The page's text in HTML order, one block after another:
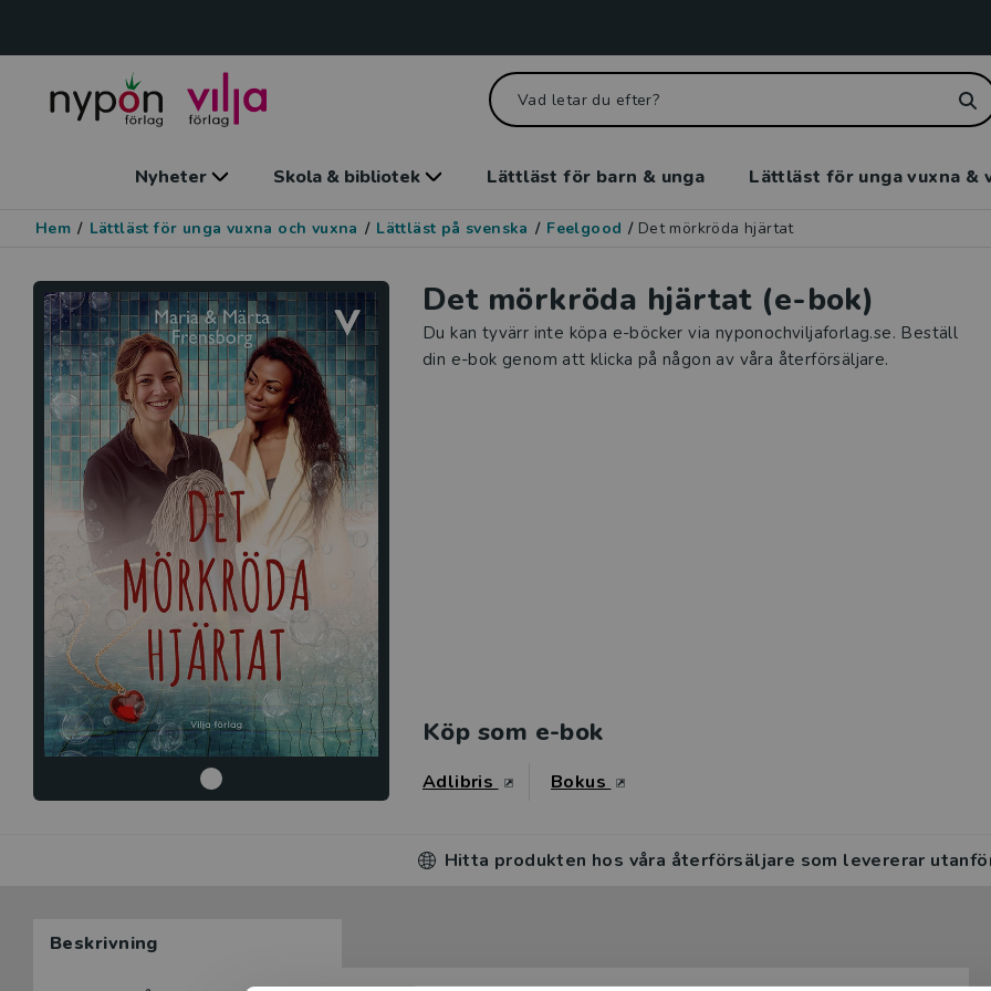
Nyheter Skola & bibliotek Lättläst för barn & unga Lättläst för unga vuxna &
Hem / Lättläst för unga vuxna och vuxna / Lättläst på svenska / Feelgood / Det mörkröda hjärtat
Det mörkröda hjärtat (e-bok)
Du kan tyvärr inte köpa e-böcker via nyponochviljaforlag.se. Beställ
din e-bok genom att klicka på någon av våra återförsäljare.
Köp som e-bok
Adlibris Bokus
Hitta produkten hos våra återförsäljare som levererar
Beskrivning